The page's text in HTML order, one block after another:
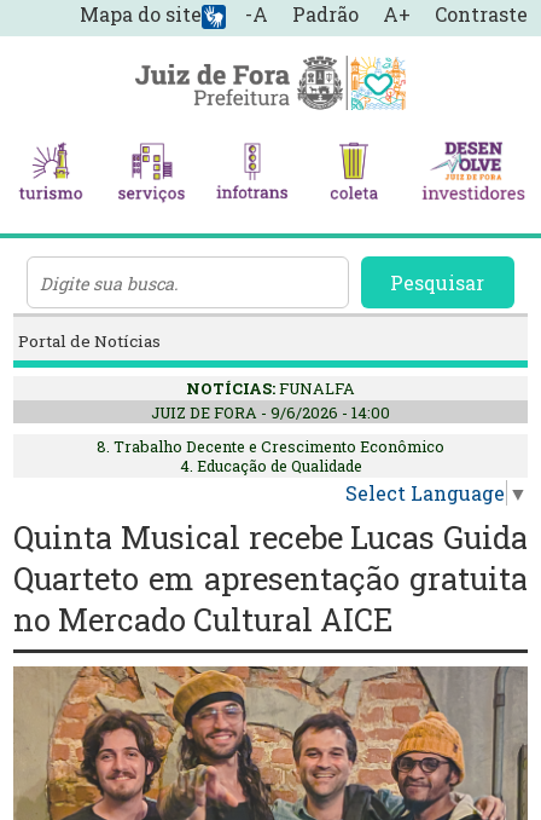
-A Padrão A+ Contraste
Mapa do site
Pesquisar
Portal de Notícias
NOTÍCIAS:FUNALFA
JUIZ DE FORA - 9/6/2026 - 14:00
8. Trabalho Decente e Crescimento Econômico
4. Educação de Qualidade
Select Language ▼
Quinta Musical recebe Lucas Guida
Quarteto em apresentação gratuita
no Mercado Cultural AICE